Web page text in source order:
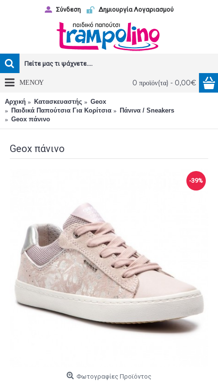
Σύνδεση Δημιουργία Λογαριασμού
0 προϊόν(τα) - 0,00€
ΜΕΝΟΥ
Αρχική Κατασκευαστής
Geox
Παιδικά Παπούτσια Για Κορίτσια
Πάνινα / Sneakers
Geox πάνινο
Geox πάνινο
-39%
Φωτογραφίες Προϊόντος